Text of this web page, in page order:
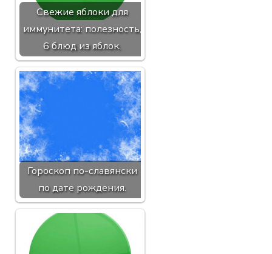
Свежие яблоки для
иммунитета: полезность,
6 блюд из яблок.
Гороскоп по-славянски
по дате рождения.